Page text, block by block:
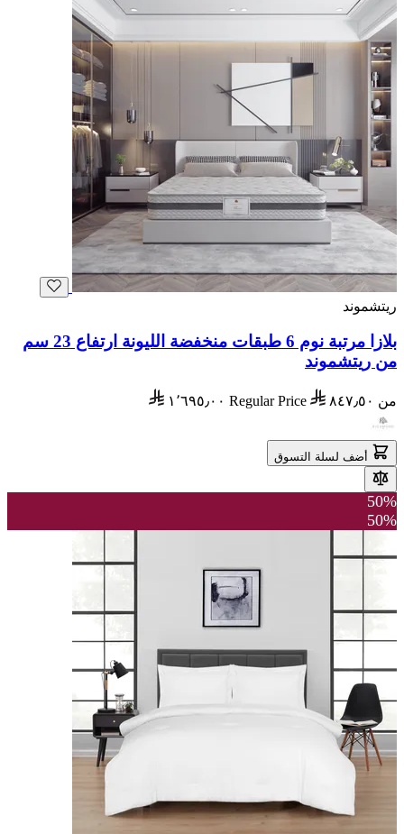
ريتشموند
بلازا مرتبة نوم 6 طبقات منخفضة الليونة ارتفاع 23 سم
من ريتشموند
من ٨٤٧٫٥٠ Regular Price ١٬٦٩٥٫٠٠
أضف لسلة التسوق
50%
50%